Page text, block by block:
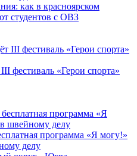
как в красноярском
студентов с ОВЗ
фестиваль «Герои спорта»
программа «Я могу!»
делу